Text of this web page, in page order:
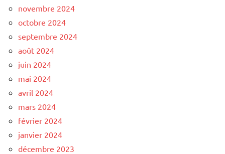
novembre 2024
octobre 2024
septembre 2024
août 2024
juin 2024
mai 2024
avril 2024
mars 2024
février 2024
janvier 2024
décembre 2023